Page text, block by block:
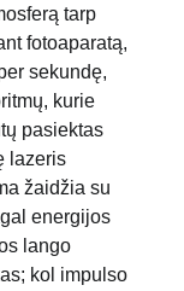
tarp
fotoaparatą,
sekundę,
kurie
pasiektas
lazeris
žaidžia su
energijos
lango
kol impulso